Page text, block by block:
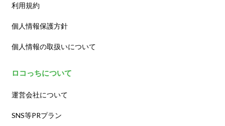
利用規約
個人情報保護方針
個人情報の取扱いについて
ロコっちについて
運営会社について
SNS等PRプラン